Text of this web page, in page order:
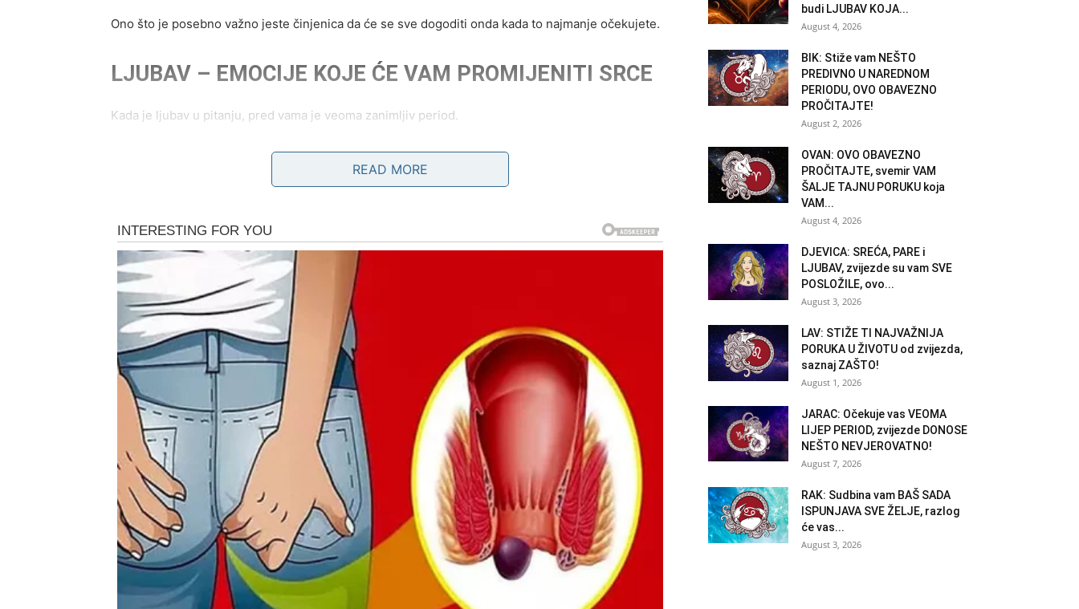
Ono što je posebno važno jeste činjenica da će se sve dogoditi onda kada to najmanje očekujete.
LJUBAV – EMOCIJE KOJE ĆE VAM PROMIJENITI SRCE
Kada je ljubav u pitanju, pred vama je veoma zanimljiv period.
Ako ste slobodni, moguće je poznanstvo sa osobom koja će vas osvojiti energijom, humorom i
načinom na koji vas razumije bez mnogo objašnjavanja.
Ono što će vas posebno iznenaditi jeste činjenica da ćete pored te osobe osjećati i mir i
uzbuđenje u isto vrijeme.
Mnogi Strijelčevi će tokom ovog perioda konačno shvatiti da prava ljubav dolazi onda kada
prestanete pristajati na manje od onoga što zaslužujete.
Zvijezde pokazuju i mogućnost povratka osobe iz prošlosti.
Ta osoba još uvijek razmišlja o vama i moguće je da će pokušati obnoviti kontakt.
Ali ovog puta vi ćete mnogo jasnije vidjeti šta želite.
Strijelčevi koji su zauzeti konačno će uspjeti riješiti nesporazume koji ih dugo opterećuju.
READ MORE
budi LJUBAV KOJA...
August 4, 2026
BIK: Stiže vam NEŠTO
PREDIVNO U NAREDNOM
PERIODU, OVO OBAVEZNO
PROČITAJTE!
August 2, 2026
OVAN: OVO OBAVEZNO
PROČITAJTE, svemir VAM
ŠALJE TAJNU PORUKU koja
VAM...
August 4, 2026
DJEVICA: SREĆA, PARE i
LJUBAV, zvijezde su vam SVE
POSLOŽILE, ovo...
August 3, 2026
LAV: STIŽE TI NAJVAŽNIJA
PORUKA U ŽIVOTU od zvijezda,
saznaj ZAŠTO!
August 1, 2026
JARAC: Očekuje vas VEOMA
LIJEP PERIOD, zvijezde DONOSE
NEŠTO NEVJEROVATNO!
August 7, 2026
RAK: Sudbina vam BAŠ SADA
ISPUNJAVA SVE ŽELJE, razlog
će vas...
August 3, 2026